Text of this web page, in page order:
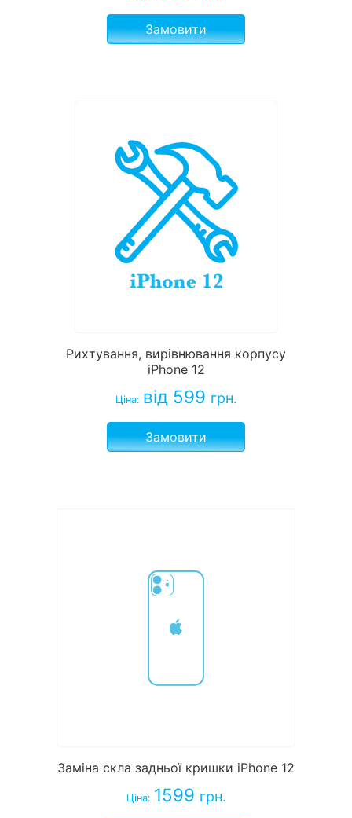
Замовити
Рихтування, вирівнювання корпусу
iPhone 12
Ціна: від 599 грн.
Замовити
Заміна скла задньої кришки iPhone 12
Ціна: 1599 грн.